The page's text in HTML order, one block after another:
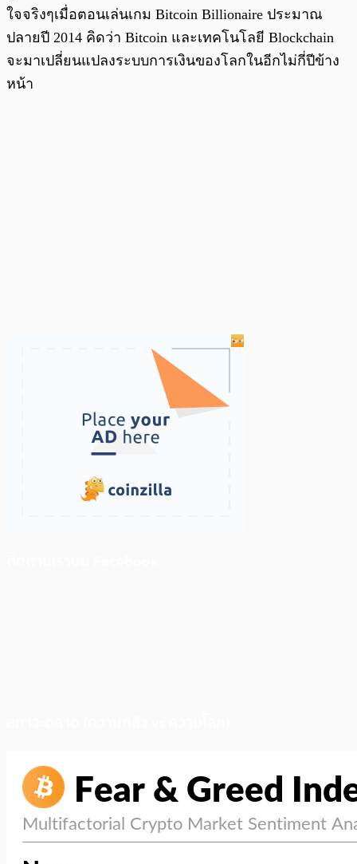
ใจจริงๆเมื่อตอนเล่นเกม Bitcoin Billionaire ประมาณ
ปลายปี 2014 คิดว่า Bitcoin และเทคโนโลยี Blockchain
จะมาเปลี่ยนแปลงระบบการเงินของโลกในอีกไม่กี่ปีข้าง
หน้า